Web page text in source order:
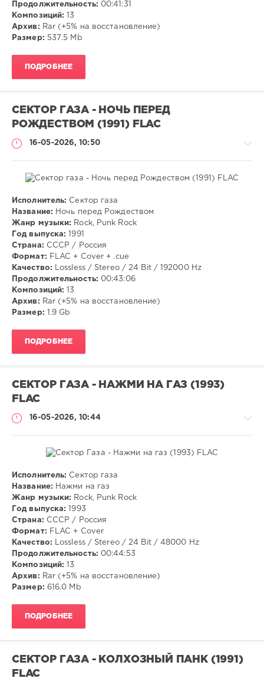
Rock
Продолжительность: 00:41:31
Композиций:
13
Архив: Rar (+5% на восстановление)
Размер: 537.5 Mb
ПОДРОБНЕЕ
СЕКТОР ГАЗА - НОЧЬ ПЕРЕД
РОЖДЕСТВОМ (1991) FLAC
16-05-2026, 10:50
Музыка
VANGOG19
Rock
Исполнитель: Сектор газа
Название: Ночь перед Рождеством
Жанр музыки:
Rock, Punk Rock
Год выпуска:
1991
Страна: СССР / Россия
Формат: FLAC + Cover + .cue
Качество: Lossless / Stereo / 24 Bit / 192000 Hz
Продолжительность: 00:43:06
Композиций:
13
Архив: Rar (+5% на восстановление)
Размер: 1.9 Gb
ПОДРОБНЕЕ
СЕКТОР ГАЗА - НАЖМИ НА ГАЗ (1993)
FLAC
16-05-2026, 10:44
Музыка
VANGOG19
Rock
Исполнитель: Сектор газа
Название: Нажми на газ
Жанр музыки:
Rock, Punk Rock
Год выпуска:
1993
Страна: СССР / Россия
Формат: FLAC + Cover
Качество: Lossless / Stereo / 24 Bit / 48000 Hz
Продолжительность: 00:44:53
Композиций:
13
Архив: Rar (+5% на восстановление)
Размер: 616.0 Mb
ПОДРОБНЕЕ
СЕКТОР ГАЗА - КОЛХОЗНЫЙ ПАНК (1991)
FLAC